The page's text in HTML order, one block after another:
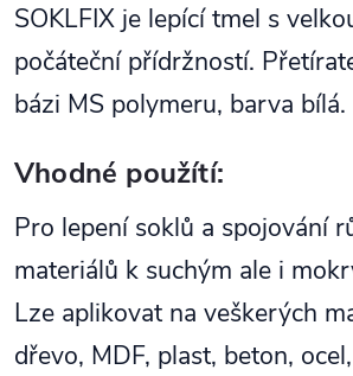
SOKLFIX je lepící tmel s
počáteční přídržností.
bázi MS polymeru, barva bílá.
Vhodné použítí:
Pro lepení soklů a spojování
materiálů k suchým ale i
Lze aplikovat na veškerých
dřevo, MDF, plast, beton,